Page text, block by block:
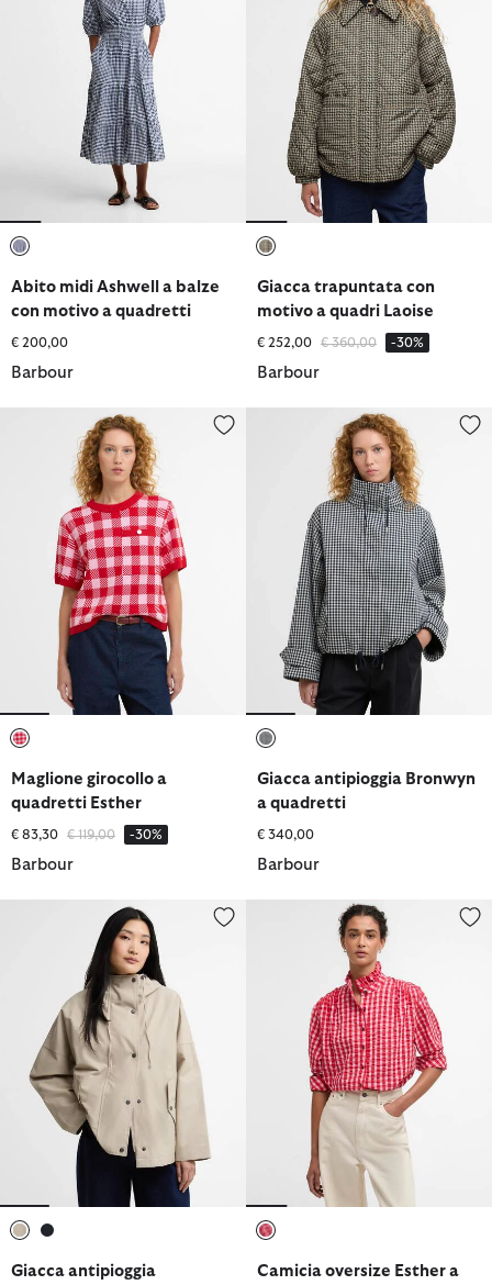
Abito midi Ashwell a balze
con motivo a quadretti
€ 200,00
Barbour
Giacca trapuntata con
motivo a quadri Laoise
€ 252,00 Prezzo ridotto da
€ 360,00a -30%
Barbour
Maglione girocollo a quadretti Esther
Maglione girocollo a
quadretti Esther
€ 83,30 Prezzo ridotto da
€ 119,00a -30%
Barbour
Giacca antipioggia Bronwyn a
Giacca antipioggia Bronwyn
a quadretti
€ 340,00
Barbour
Giacca antipioggia Kingswood
Giacca antipioggia
Camicia oversize Esther a
Camicia oversize Esther a